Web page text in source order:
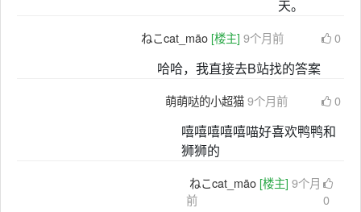
天。
ねこcat_māo [楼主] 9个月前 0
哈哈，我直接去B站找的答案
萌萌哒的小超猫9个月前 0
嘻嘻嘻嘻嘻喵好喜欢鸭鸭和
狮狮的
ねこcat_māo [楼主] 9个月
前
0